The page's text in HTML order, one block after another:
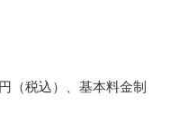
（税込）、基本料金制